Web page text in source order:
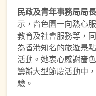
民政及青年事務局局
示，嗇色園一向熱心
教育及社會服務等，
為香港知名的旅遊景
活動。她衷心感謝嗇
籌辦大型節慶活動中
驗。